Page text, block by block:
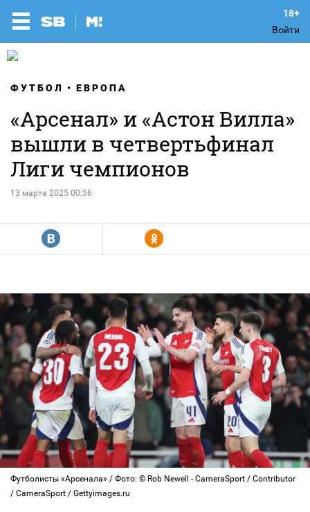
Войти
ФУТБОЛ ЕВРОПА
«Арсенал» и «Астон Вилла»
вышли в четвертьфинал
Лиги чемпионов
13 марта 2025 00:56
R Y
Футболисты «Арсенала» / Фото: © Rob Newell - CameraSport / Contributor
/ CameraSport / Gettyimages.ru